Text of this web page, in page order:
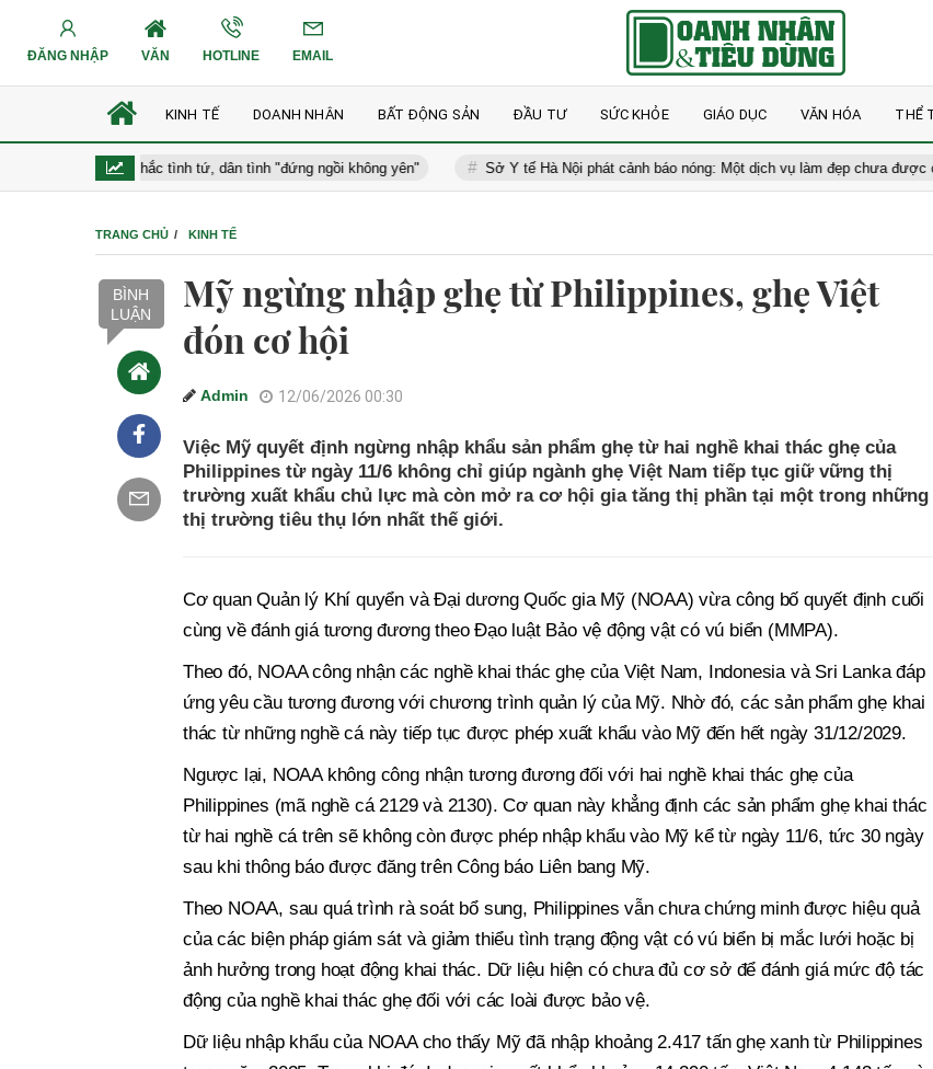
ĐĂNG NHẬP VĂN HOTLINE EMAIL
KINH TẾ DOANH NHÂN BẤT ĐỘNG SẢN ĐẦU TƯ SỨC KHỎE GIÁO DỤC VĂN HÓA THỂ
lộ khoảnh khắc tình tứ, dân tình "đứng ngồi không yên" Sở Y tế Hà Nội phát cảnh báo nóng: Một dịch vụ làm đẹp chưa được cấp
TRANG CHỦ KINH TẾ
BÌNH
LUẬN
Mỹ ngừng nhập ghẹ từ Philippines, ghẹ Việt
đón cơ hội
Admin 12/06/2026 00:30
Việc Mỹ quyết định ngừng nhập khẩu sản phẩm ghẹ từ hai nghề khai thác ghẹ của
Philippines từ ngày 11/6 không chỉ giúp ngành ghẹ Việt Nam tiếp tục giữ vững thị
trường xuất khẩu chủ lực mà còn mở ra cơ hội gia tăng thị phần tại một trong những
thị trường tiêu thụ lớn nhất thế giới.
Cơ quan Quản lý Khí quyển và Đại dương Quốc gia Mỹ (NOAA) vừa công bố quyết định cuối
cùng về đánh giá tương đương theo Đạo luật Bảo vệ động vật có vú biển (MMPA).
Theo đó, NOAA công nhận các nghề khai thác ghẹ của Việt Nam, Indonesia và Sri Lanka đáp
ứng yêu cầu tương đương với chương trình quản lý của Mỹ. Nhờ đó, các sản phẩm ghẹ khai
thác từ những nghề cá này tiếp tục được phép xuất khẩu vào Mỹ đến hết ngày 31/12/2029.
Ngược lại, NOAA không công nhận tương đương đối với hai nghề khai thác ghẹ của
Philippines (mã nghề cá 2129 và 2130). Cơ quan này khẳng định các sản phẩm ghẹ khai thác
từ hai nghề cá trên sẽ không còn được phép nhập khẩu vào Mỹ kể từ ngày 11/6, tức 30 ngày
sau khi thông báo được đăng trên Công báo Liên bang Mỹ.
Theo NOAA, sau quá trình rà soát bổ sung, Philippines vẫn chưa chứng minh được hiệu quả
của các biện pháp giám sát và giảm thiểu tình trạng động vật có vú biển bị mắc lưới hoặc bị
ảnh hưởng trong hoạt động khai thác. Dữ liệu hiện có chưa đủ cơ sở để đánh giá mức độ tác
động của nghề khai thác ghẹ đối với các loài được bảo vệ.
Dữ liệu nhập khẩu của NOAA cho thấy Mỹ đã nhập khoảng 2.417 tấn ghẹ xanh từ Philippines